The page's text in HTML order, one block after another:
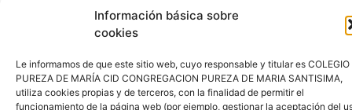
Información básica sobre
cookies
Le informamos de que este sitio web, cuyo responsable y titular es COLEGIO
PUREZA DE MARÍA CID CONGREGACION PUREZA DE MARIA SANTISIMA,
utiliza cookies propias y de terceros, con la finalidad de permitir el
funcionamiento de la página web (por ejemplo, gestionar la aceptación del
Español